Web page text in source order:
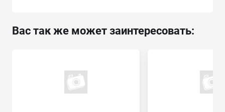
Вас так же может заинтересовать: